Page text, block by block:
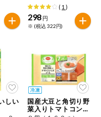
( 1 )
298 円
※ (税込 322円)
しい
国産大豆と角切り野
菜入りトマトコンソ